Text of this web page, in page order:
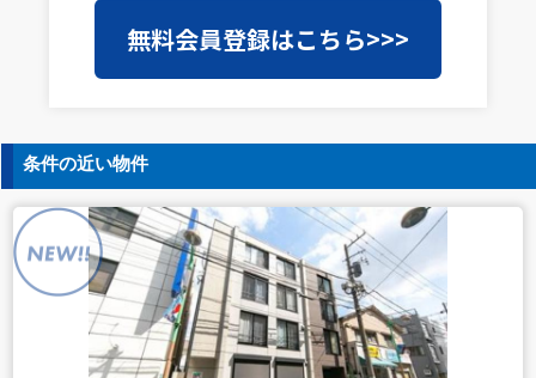
当社は事業運営上、前項利用目的の範囲に限って個人情報
を外部に委託することがあります。この場合、個人情報保
護水準の高い委託先を選定し、個人情報の適正管理・機密
保持についての契約を交わし、適切な管理を実施させま
5. 個人情報の開示等の請求
ご本人様は、当社に対してご自身の個人情報の開示等（利
用目的の通知、開示、内容の訂正・追加・削除、利用の停
止または消去、第三者への提供の停止）に関して、下記の
当社問合わせ窓口に申し出ることができます。その際、当
社はお客様ご本人を確認させていただいたうえで、合理的
な間内に対応いたします。
【お問合せ窓口】
株式会社バレッグス 個人情報問合せ窓口
住所 東京都目黒区鷹番2-5-21
無料会員登録はこちら>>>
条件の近い物件